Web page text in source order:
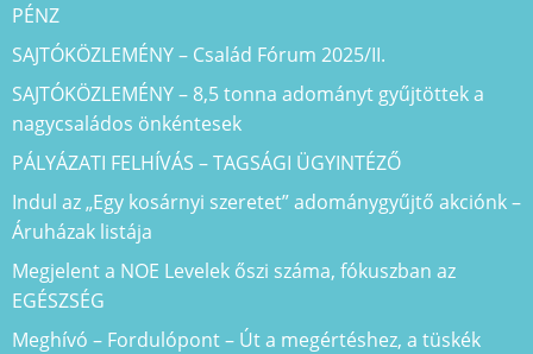
PÉNZ
SAJTÓKÖZLEMÉNY – Család Fórum 2025/II.
SAJTÓKÖZLEMÉNY – 8,5 tonna adományt gyűjtöttek a
nagycsaládos önkéntesek
PÁLYÁZATI FELHÍVÁS – TAGSÁGI ÜGYINTÉZŐ
Indul az „Egy kosárnyi szeretet” adománygyűjtő akciónk –
Áruházak listája
Megjelent a NOE Levelek őszi száma, fókuszban az
EGÉSZSÉG
Meghívó – Fordulópont – Út a megértéshez, a tüskék